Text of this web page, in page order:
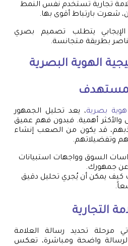
تجارية تستخدم نفس النمط
شعرت بارتباط أقوى بها.
الإيجابي يتطلب تصميم بصري
بطريقة متجانسة.
الهوية البصرية
بصرية، يعد تحليل الجمهور
والأكثر أهمية. فبدون فهم عميق
قد يكون من الصعب إنشاء
وتفضيلاتهم.
السوق وواجهات استبيانات
جمهورك.
كيف يمكن أن يُجري تحليل دقيق
التجارية
مرحلة تحديد رسالة العلامة
واضحة ومباشرة، تعكس